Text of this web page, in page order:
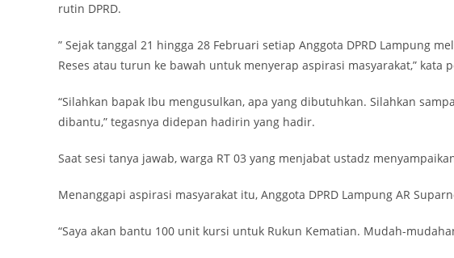
rutin DPRD.
” Sejak tanggal 21 hingga 28 Februari setiap Anggota DPRD Lampung
Reses atau turun ke bawah untuk menyerap aspirasi masyarakat,” kata
“Silahkan bapak Ibu mengusulkan, apa yang dibutuhkan. Silahkan
dibantu,” tegasnya didepan hadirin yang hadir.
Saat sesi tanya jawab, warga RT 03 yang menjabat ustadz
Menanggapi aspirasi masyarakat itu, Anggota DPRD Lampung AR
“Saya akan bantu 100 unit kursi untuk Rukun Kematian. Mudah-